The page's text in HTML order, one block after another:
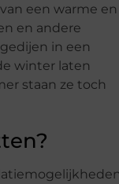
een warme en
en andere
in een
winter laten
staan ze toch